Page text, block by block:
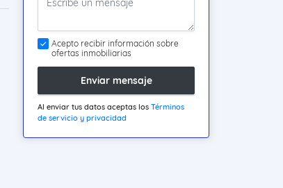
Acepto recibir información sobre
ofertas inmobiliarias
Enviar mensaje
Al enviar tus datos aceptas los Términos
de servicio y privacidad